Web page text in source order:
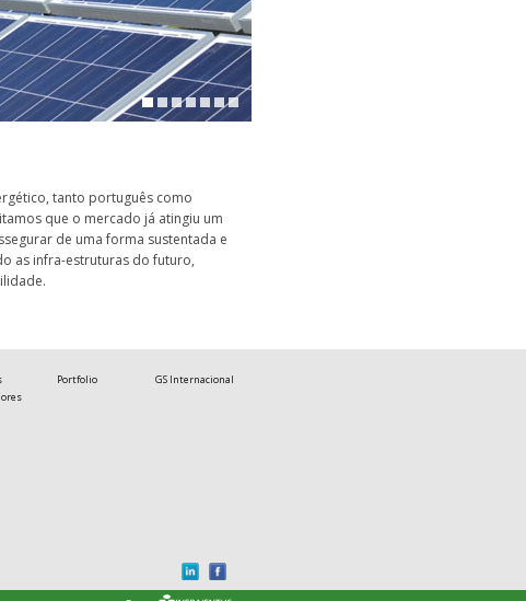
tanto português como
que o mercado já atingiu um
de uma forma sustentada e
as infra-estruturas do futuro,
Portfolio GS Internacional